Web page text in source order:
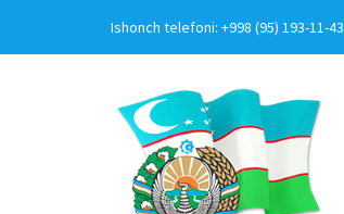
Ishonch telefoni: +998 (95) 193-11-43